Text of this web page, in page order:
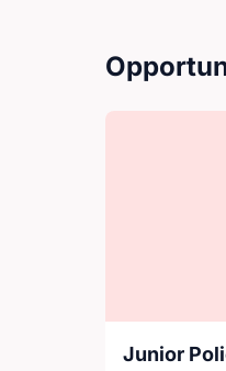
Junior